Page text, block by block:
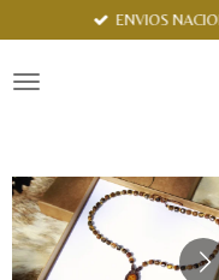
al
principal
ENVIOS